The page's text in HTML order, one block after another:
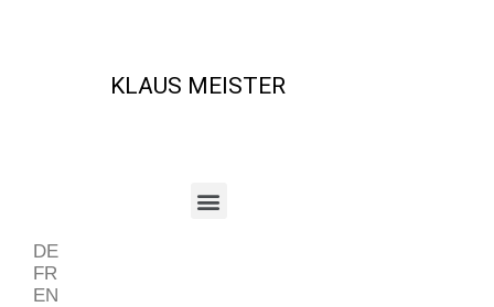
KLAUS MEISTER
DE
FR
EN